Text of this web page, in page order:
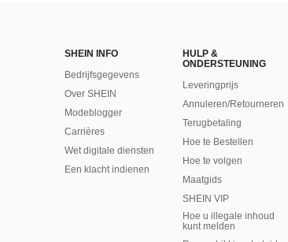
SHEIN INFO
Bedrijfsgegevens
Over SHEIN
Modeblogger
Carrières
Wet digitale diensten
Een klacht indienen
HULP &
ONDERSTEUNING
Leveringprijs
Annuleren/Retourneren
Terugbetaling
Hoe te Bestellen
Hoe te volgen
Maatgids
SHEIN VIP
Hoe u illegale inhoud
kunt melden